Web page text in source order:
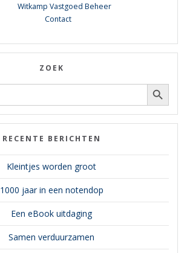
Witkamp Vastgoed Beheer
Contact
ZOEK
Zoek Zoekknop
RECENTE BERICHTEN
Kleintjes worden groot
1000 jaar in een notendop
Een eBook uitdaging
Samen verduurzamen